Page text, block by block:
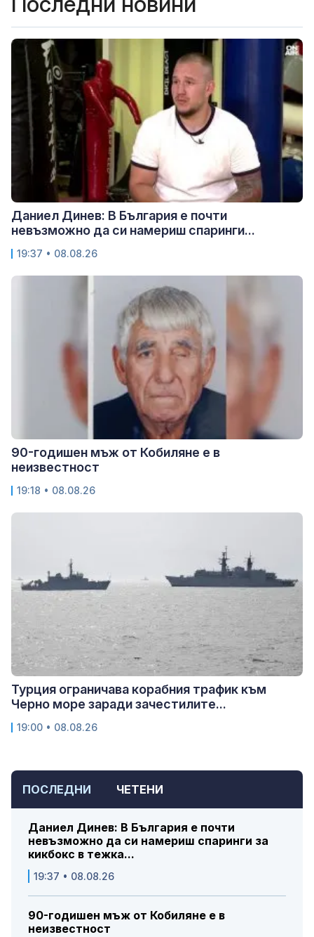
ПОСЛЕДНИ ЧЕТЕНИ
Даниел Динев: В България е почти
невъзможно да си намериш спаринги за
кикбокс в тежка...
19:37 • 08.08.26
90-годишен мъж от Кобиляне е в
неизвестност
Даниел Динев: В България е почти
невъзможно да си намериш спаринги...
19:37 • 08.08.26
90-годишен мъж от Кобиляне е в
неизвестност
19:18 • 08.08.26
Турция ограничава корабния трафик към
Черно море заради зачестилите...
19:00 • 08.08.26